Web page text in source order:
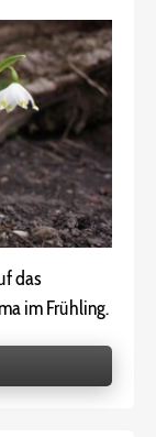
das
im Frühling.